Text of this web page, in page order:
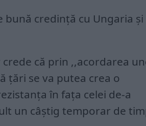
bună credinţă cu Ungaria şi
crede că prin ,,acordarea
ţări se va putea crea o
în faţa celei de-a
un câştig temporar de